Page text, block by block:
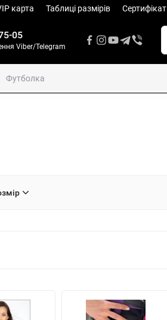
карта Таблиці размiрів Сертифікат
05
Viber/Telegram